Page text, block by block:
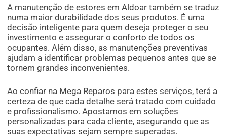
A manutenção de estores em Aldoar também se traduz
numa maior durabilidade dos seus produtos. É uma
decisão inteligente para quem deseja proteger o seu
investimento e assegurar o conforto de todos os
ocupantes. Além disso, as manutenções preventivas
ajudam a identificar problemas pequenos antes que se
tornem grandes inconvenientes.
Ao confiar na Mega Reparos para estes serviços, terá a
certeza de que cada detalhe será tratado com cuidado
e profissionalismo. Apostamos em soluções
personalizadas para cada cliente, asegurando que as
suas expectativas sejam sempre superadas.